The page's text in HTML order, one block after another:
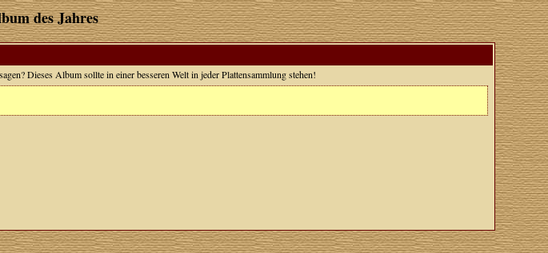
des Jahres
Dieses Album sollte in einer besseren Welt in jeder Plattensammlung stehen!